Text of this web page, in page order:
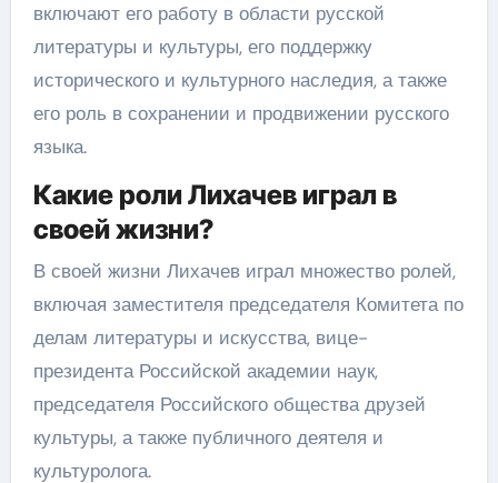
включают его работу в области русской
литературы и культуры, его поддержку
исторического и культурного наследия, а также
его роль в сохранении и продвижении русского
языка.
Какие роли Лихачев играл в
своей жизни?
В своей жизни Лихачев играл множество ролей,
включая заместителя председателя Комитета по
делам литературы и искусства, вице-
президента Российской академии наук,
председателя Российского общества друзей
культуры, а также публичного деятеля и
культуролога.